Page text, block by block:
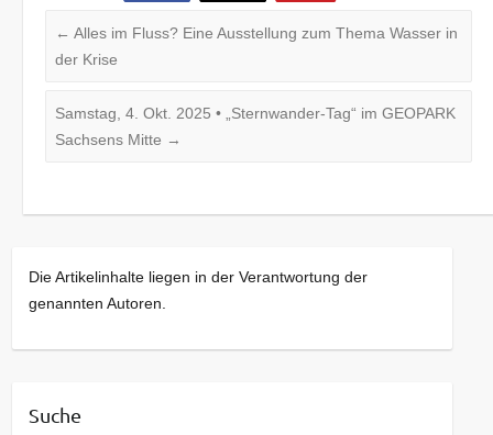
← Alles im Fluss? Eine Ausstellung zum Thema Wasser in
der Krise
Samstag, 4. Okt. 2025 • „Sternwander-Tag“ im GEOPARK
Sachsens Mitte →
Die Artikelinhalte liegen in der Verantwortung der
genannten Autoren.
Suche